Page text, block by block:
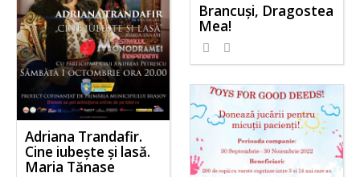
Brancuși, Dragostea
Mea!
Adriana Trandafir.
Cine iubește și lasă.
Maria Tănase